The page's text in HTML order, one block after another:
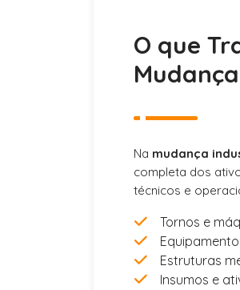
O que
Na mudança
completa dos
técnicos e
Tornos e
Estruturas
Insumos e